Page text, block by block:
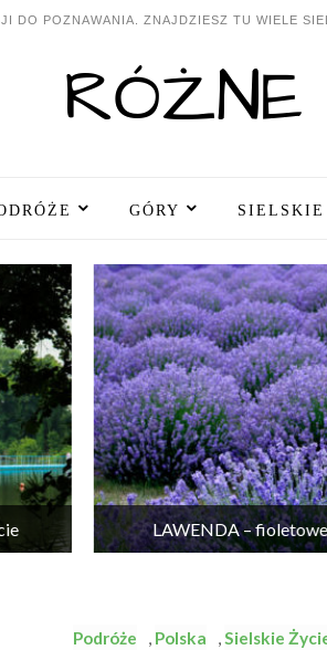
DO POZNAWANIA. ZNAJDZIESZ TU WIELE
GÓRY
LAWENDA –
Podróże , Polska ,Sielskie